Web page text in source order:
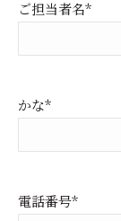
ご担当者名*
かな*
電話番号*